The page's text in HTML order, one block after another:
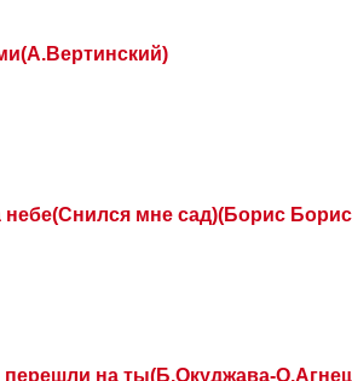
мне сад)(Борис
на ты(Б.Окуджава-